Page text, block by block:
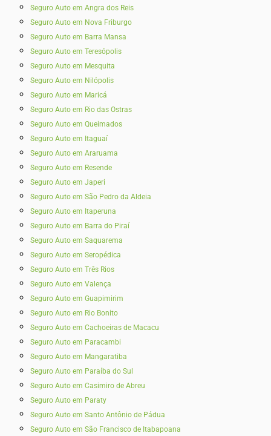
Seguro Auto em Angra dos Reis
Seguro Auto em Nova Friburgo
Seguro Auto em Barra Mansa
Seguro Auto em Teresópolis
Seguro Auto em Mesquita
Seguro Auto em Nilópolis
Seguro Auto em Maricá
Seguro Auto em Rio das Ostras
Seguro Auto em Queimados
Seguro Auto em Itaguaí
Seguro Auto em Araruama
Seguro Auto em Resende
Seguro Auto em Japeri
Seguro Auto em São Pedro da Aldeia
Seguro Auto em Itaperuna
Seguro Auto em Barra do Piraí
Seguro Auto em Saquarema
Seguro Auto em Seropédica
Seguro Auto em Três Rios
Seguro Auto em Valença
Seguro Auto em Guapimirim
Seguro Auto em Rio Bonito
Seguro Auto em Cachoeiras de Macacu
Seguro Auto em Paracambi
Seguro Auto em Mangaratiba
Seguro Auto em Paraíba do Sul
Seguro Auto em Casimiro de Abreu
Seguro Auto em Paraty
Seguro Auto em Santo Antônio de Pádua
Seguro Auto em São Francisco de Itabapoana